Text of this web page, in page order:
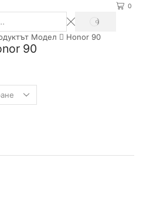
0
SEARCH
Модел Honor 90
90